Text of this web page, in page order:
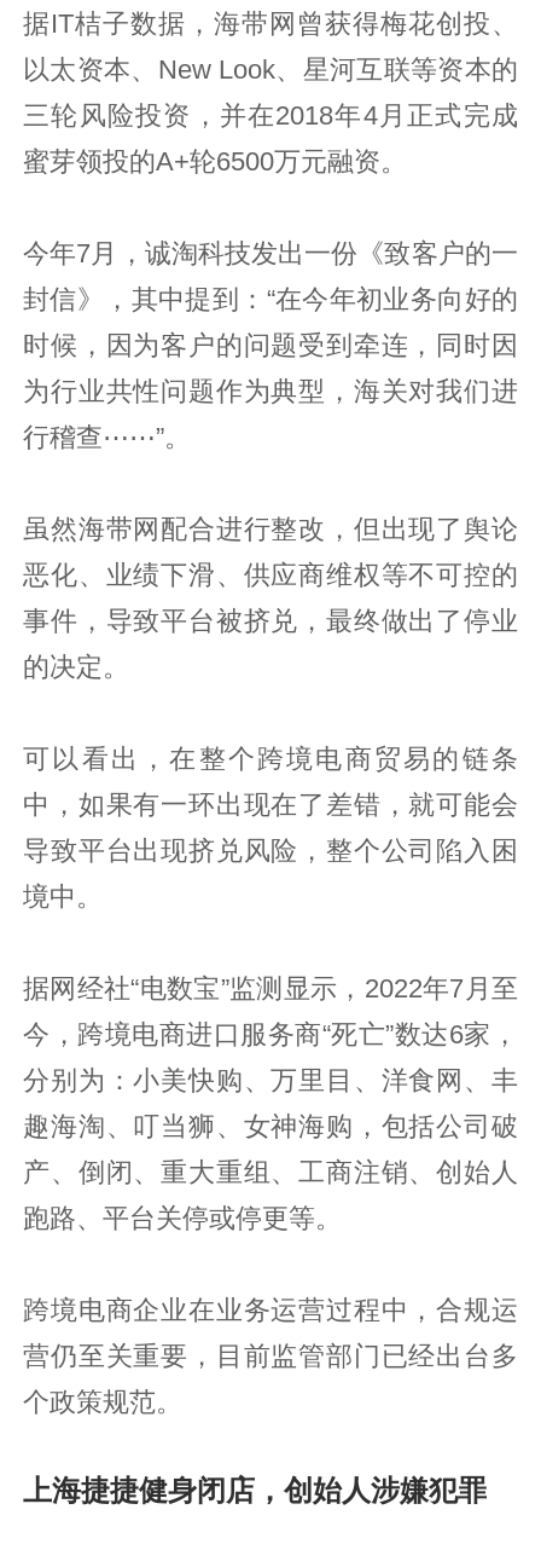
据IT桔子数据，海带网曾获得梅花创投、
以太资本、New Look、星河互联等资本的
三轮风险投资，并在2018年4月正式完成
蜜芽领投的A+轮6500万元融资。
今年7月，诚淘科技发出一份《致客户的一
封信》，其中提到：“在今年初业务向好的
时候，因为客户的问题受到牵连，同时因
为行业共性问题作为典型，海关对我们进
行稽查⋯⋯”。
虽然海带网配合进行整改，但出现了舆论
恶化、业绩下滑、供应商维权等不可控的
事件，导致平台被挤兑，最终做出了停业
的决定。
可以看出，在整个跨境电商贸易的链条
中，如果有一环出现在了差错，就可能会
导致平台出现挤兑风险，整个公司陷入困
境中。
据网经社“电数宝”监测显示，2022年7月至
今，跨境电商进口服务商“死亡”数达6家，
分别为：小美快购、万里目、洋食网、丰
趣海淘、叮当狮、女神海购，包括公司破
产、倒闭、重大重组、工商注销、创始人
跑路、平台关停或停更等。
跨境电商企业在业务运营过程中，合规运
营仍至关重要，目前监管部门已经出台多
个政策规范。
上海捷捷健身闭店，创始人涉嫌犯罪